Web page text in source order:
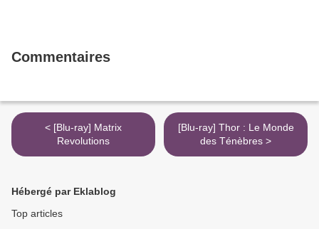
Commentaires
< [Blu-ray] Matrix
Revolutions
[Blu-ray] Thor : Le Monde
des Ténèbres >
Hébergé par Eklablog
Top articles